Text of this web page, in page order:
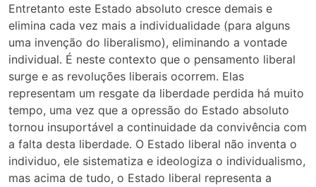
Entretanto este Estado absoluto cresce demais e
elimina cada vez mais a individualidade (para alguns
uma invenção do liberalismo), eliminando a vontade
individual. É neste contexto que o pensamento liberal
surge e as revoluções liberais ocorrem. Elas
representam um resgate da liberdade perdida há muito
tempo, uma vez que a opressão do Estado absoluto
tornou insuportável a continuidade da convivência com
a falta desta liberdade. O Estado liberal não inventa o
individuo, ele sistematiza e ideologiza o individualismo,
mas acima de tudo, o Estado liberal representa a